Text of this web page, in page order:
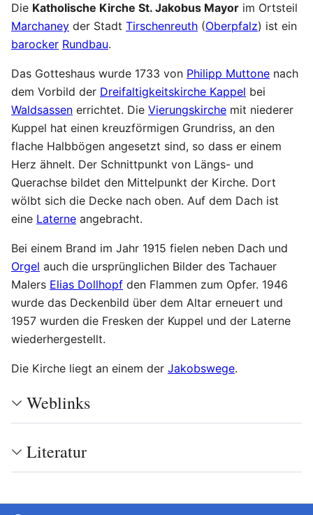
Die Katholische Kirche St. Jakobus Mayor im Ortsteil
Marchaney der Stadt Tirschenreuth (Oberpfalz) ist ein
barocker Rundbau.
Das Gotteshaus wurde 1733 von Philipp Muttone nach
dem Vorbild der Dreifaltigkeitskirche Kappel bei
Waldsassen errichtet. Die Vierungskirche mit niederer
Kuppel hat einen kreuzförmigen Grundriss, an den
flache Halbbögen angesetzt sind, so dass er einem
Herz ähnelt. Der Schnittpunkt von Längs- und
Querachse bildet den Mittelpunkt der Kirche. Dort
wölbt sich die Decke nach oben. Auf dem Dach ist
eine Laterne angebracht.
Bei einem Brand im Jahr 1915 fielen neben Dach und
Orgel auch die ursprünglichen Bilder des Tachauer
Malers Elias Dollhopf den Flammen zum Opfer. 1946
wurde das Deckenbild über dem Altar erneuert und
1957 wurden die Fresken der Kuppel und der Laterne
wiederhergestellt.
Die Kirche liegt an einem der Jakobswege.
Weblinks
Literatur